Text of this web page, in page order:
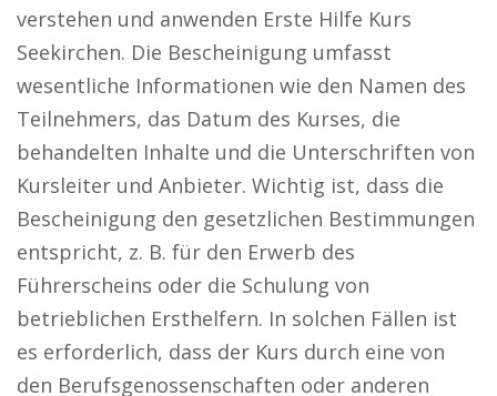
verstehen und anwenden Erste Hilfe Kurs
Seekirchen. Die Bescheinigung umfasst
wesentliche Informationen wie den Namen des
Teilnehmers, das Datum des Kurses, die
behandelten Inhalte und die Unterschriften von
Kursleiter und Anbieter. Wichtig ist, dass die
Bescheinigung den gesetzlichen Bestimmungen
entspricht, z. B. für den Erwerb des
Führerscheins oder die Schulung von
betrieblichen Ersthelfern. In solchen Fällen ist
es erforderlich, dass der Kurs durch eine von
den Berufsgenossenschaften oder anderen